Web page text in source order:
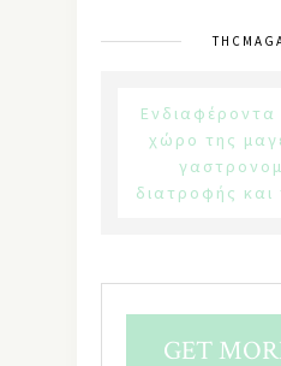
χώρο της
διατροφής και
GET